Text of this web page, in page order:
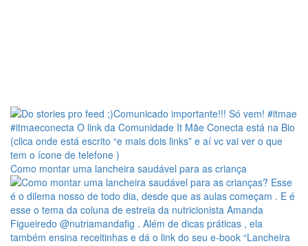
Como montar uma lancheira saudável para as criança